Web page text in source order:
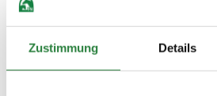
Zustimmung Details